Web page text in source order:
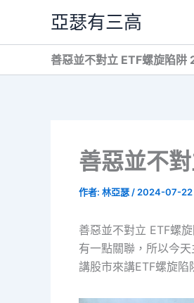
主
亞瑟有三高
善惡並不對立 ETF螺旋陷
善惡並不
作者: 林亞瑟 / 2024-07-22
善惡並不對立 ETF螺
有一點關聯，所以今
講股市來講ETF螺旋陷